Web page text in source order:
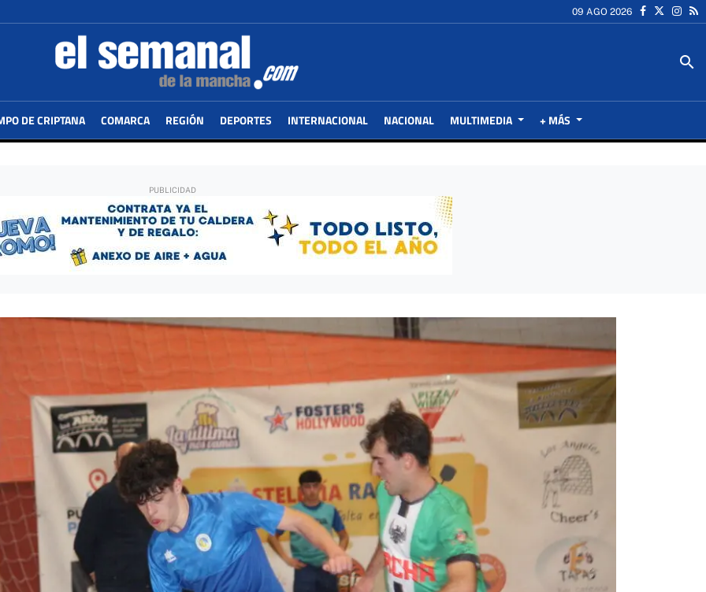
09 AGO 2026
search
DE CRIPTANA COMARCA REGIÓN DEPORTES INTERNACIONAL NACIONAL MULTIMEDIA + MÁS